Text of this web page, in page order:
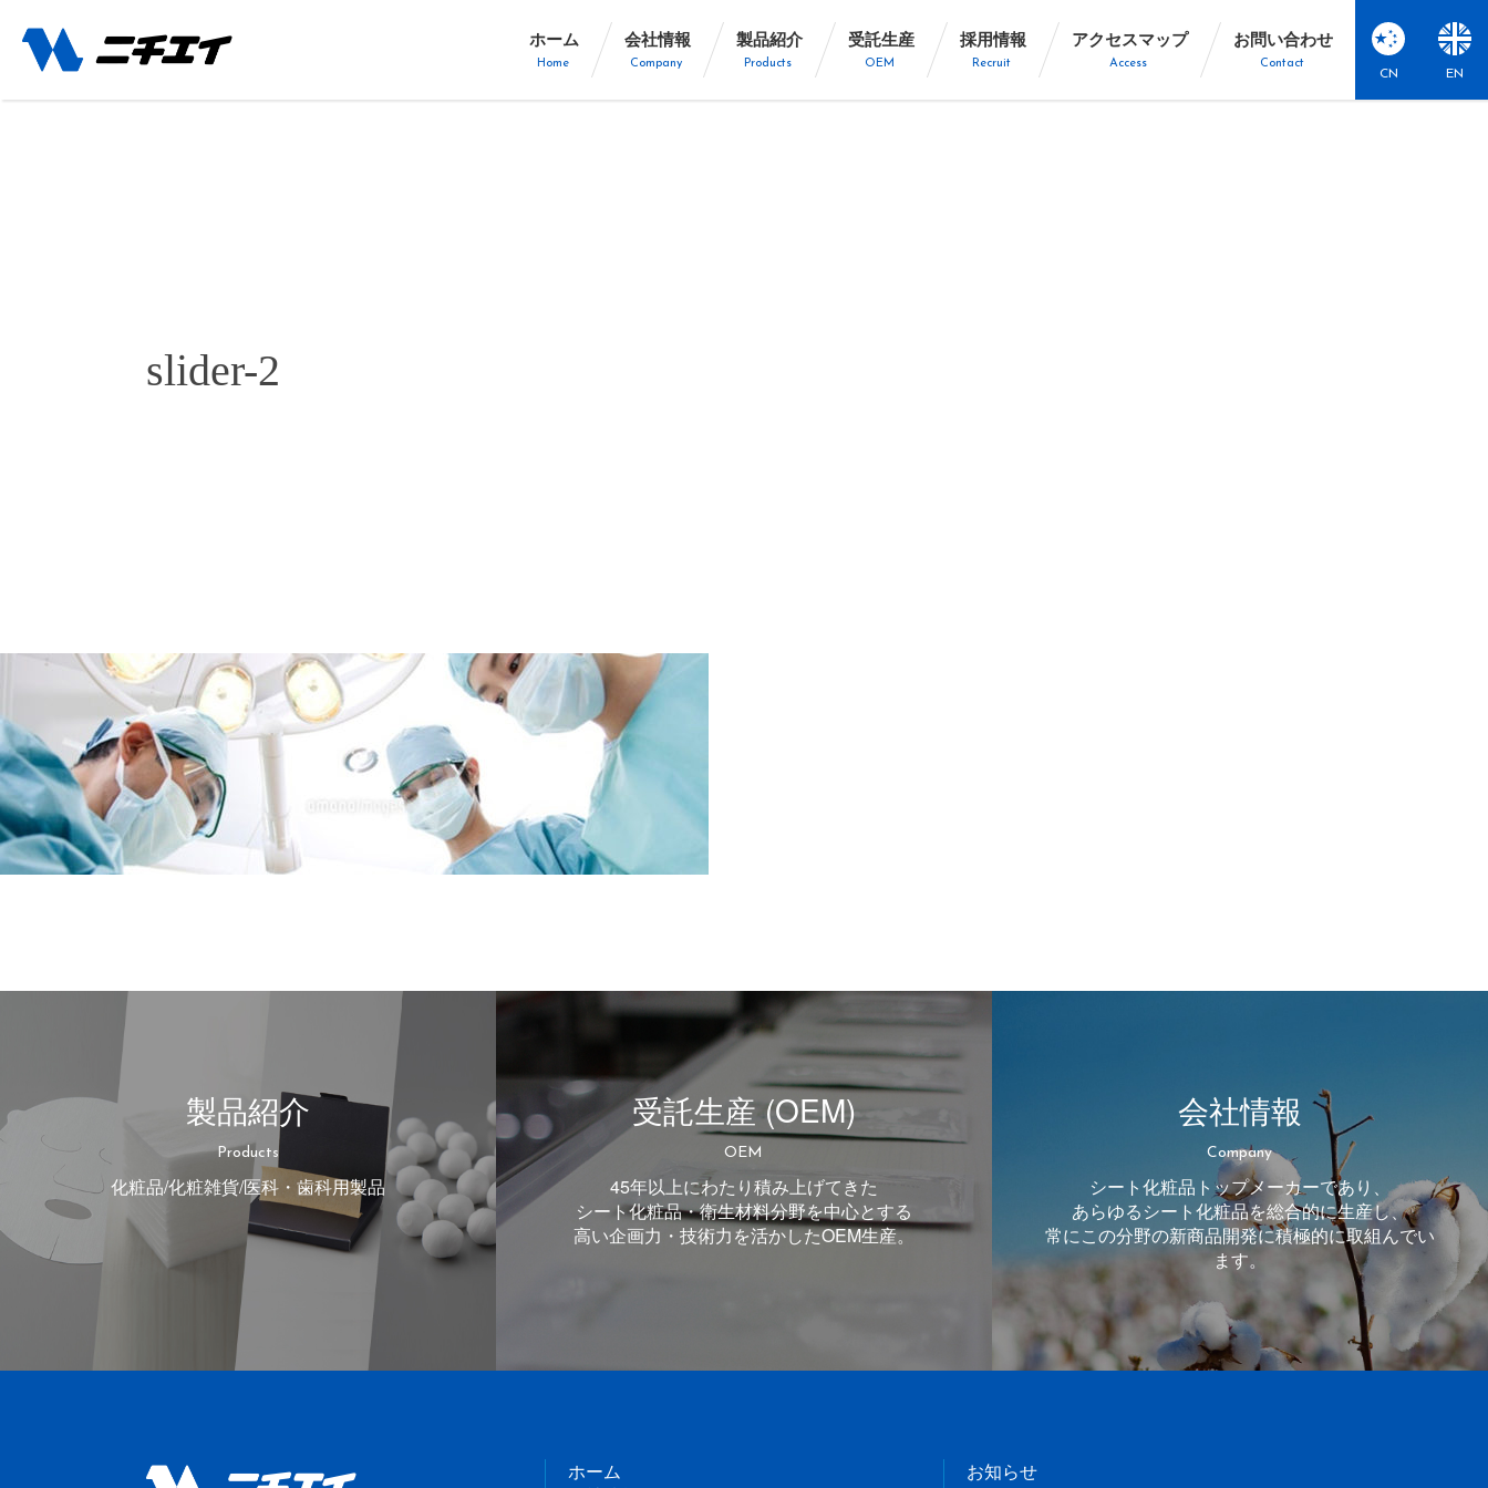
EN
CN
ホーム
Home
会社情報
Company
製品紹介
Products
受託生産
OEM
採用情報
Recruit
アクセスマップ
Access
お問い合わせ
Contact
slider-2
製品紹介
Products
化粧品/化粧雑貨/医科・歯科用製品
受託生産 (OEM)
OEM
45年以上にわたり積み上げてきた
シート化粧品・衛生材料分野を中心とする
高い企画力・技術力を活かしたOEM生産。
会社情報
Company
シート化粧品トップメーカーであり、
あらゆるシート化粧品を総合的に生産し、
常にこの分野の新商品開発に積極的に取組んでい
ます。
ホーム
お知らせ